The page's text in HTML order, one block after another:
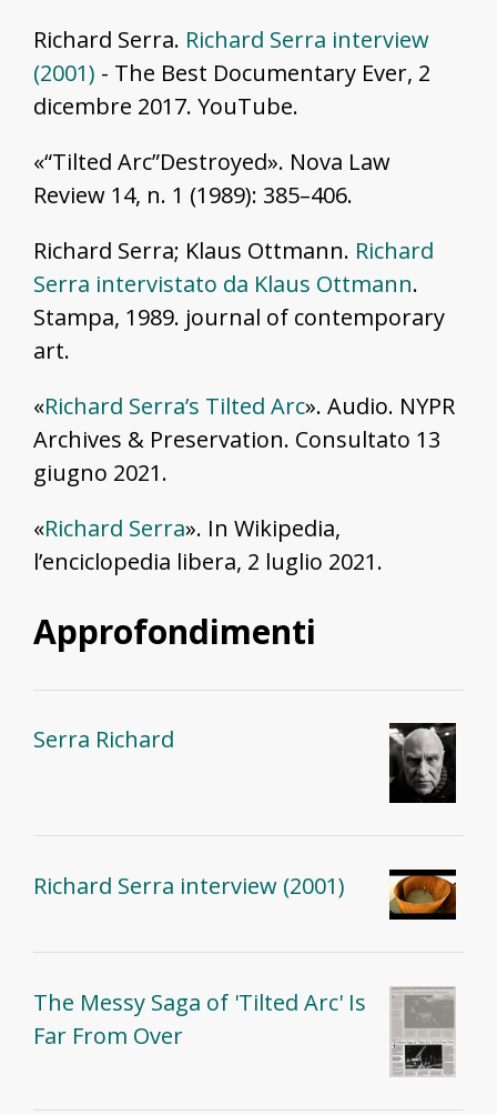
Richard Serra. Richard Serra interview
(2001) - The Best Documentary Ever, 2
dicembre 2017. YouTube.
«“Tilted Arc”Destroyed». Nova Law
Review 14, n. 1 (1989): 385–406.
Richard Serra; Klaus Ottmann. Richard
Serra intervistato da Klaus Ottmann.
Stampa, 1989. journal of contemporary
art.
«Richard Serra’s Tilted Arc». Audio. NYPR
Archives & Preservation. Consultato 13
giugno 2021.
«Richard Serra». In Wikipedia,
l’enciclopedia libera, 2 luglio 2021.
Approfondimenti
Serra Richard
Richard Serra interview (2001)
The Messy Saga of 'Tilted Arc' Is
Far From Over